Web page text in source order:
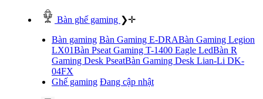
Bàn ghế gaming ❯✛
Bàn gaming Bàn Gaming E-DRABàn Gaming Legion
LX01Bàn Pseat Gaming T-1400 Eagle LedBàn R
Gaming Desk PseatBàn Gaming Desk Lian-Li DK-
04FX
Ghế gaming Đang cập nhật